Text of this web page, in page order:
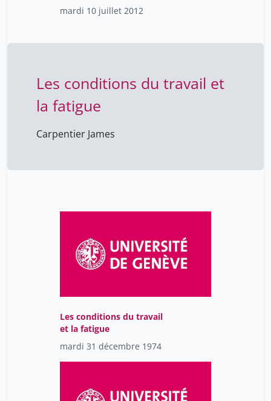
mardi 10 juillet 2012
Les conditions du travail et
la fatigue
Carpentier James
Les conditions du travail
et la fatigue
mardi 31 décembre 1974